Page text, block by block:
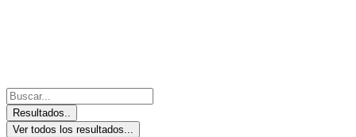
Resultados..
Ver todos los resultados...